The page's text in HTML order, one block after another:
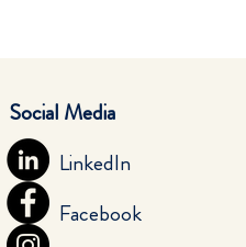
LinkedIn
Facebook
Social Media